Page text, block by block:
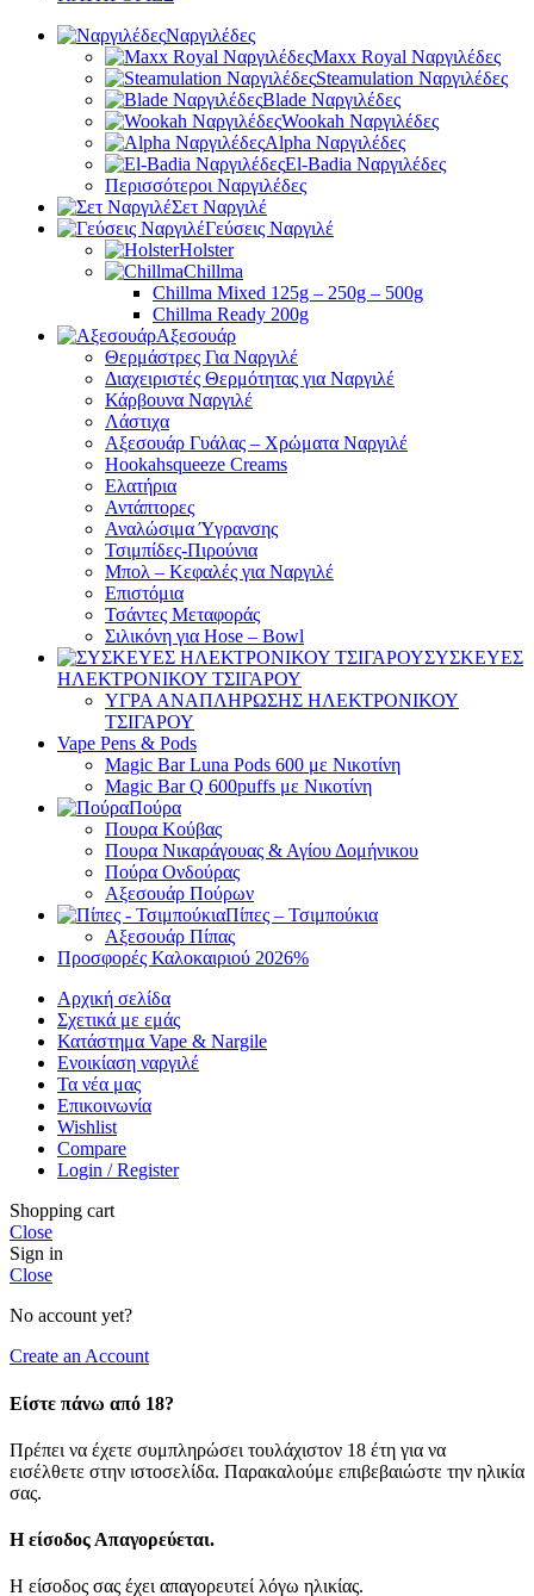
Ναργιλέδες
Maxx Royal Ναργιλέδες
Steamulation Ναργιλέδες
Blade Ναργιλέδες
Wookah Ναργιλέδες
Alpha Ναργιλέδες
El-Badia Ναργιλέδες
Περισσότεροι Ναργιλέδες
Σετ Ναργιλέ
Γεύσεις Ναργιλέ
Holster
Chillma
Chillma Mixed 125g – 250g – 500g
Chillma Ready 200g
Αξεσουάρ
Θερμάστρες Για Ναργιλέ
Διαχειριστές Θερμότητας για Ναργιλέ
Κάρβουνα Ναργιλέ
Λάστιχα
Αξεσουάρ Γυάλας – Χρώματα Ναργιλέ
Hookahsqueeze Creams
Ελατήρια
Αντάπτορες
Αναλώσιμα Ύγρανσης
Τσιμπίδες-Πιρούνια
Μπολ – Κεφαλές για Ναργιλέ
Επιστόμια
Τσάντες Μεταφοράς
Σιλικόνη για Hose – Bowl
ΣΥΣΚΕΥΕΣ
ΗΛΕΚΤΡΟΝΙΚΟΥ ΤΣΙΓΑΡΟΥ
ΥΓΡΑ ΑΝΑΠΛΗΡΩΣΗΣ ΗΛΕΚΤΡΟΝΙΚΟΥ
ΤΣΙΓΑΡΟΥ
Vape Pens & Pods
Magic Bar Luna Pods 600 με Νικοτίνη
Magic Bar Q 600puffs με Νικοτίνη
Πούρα
Πουρα Kούβας
Πουρα Νικαράγουας & Αγίου Δομήνικου
Πούρα Ονδούρας
Αξεσουάρ Πούρων
Πίπες – Τσιμπούκια
Αξεσουάρ Πίπας
Προσφορές Καλοκαιριού 2026%
Αρχική σελίδα
Σχετικά με εμάς
Κατάστημα Vape & Nargile
Ενοικίαση ναργιλέ
Τα νέα μας
Επικοινωνία
Wishlist
Compare
Login / Register
Shopping cart
Close
Sign in
Close
No account yet?
Create an Account
Είστε πάνω από 18?
Πρέπει να έχετε συμπληρώσει τουλάχιστον 18 έτη για να
εισέλθετε στην ιστοσελίδα. Παρακαλούμε επιβεβαιώστε την ηλικία
σας.
Η είσοδος Απαγορεύεται.
Η είσοδος σας έχει απαγορευτεί λόγω ηλικίας.